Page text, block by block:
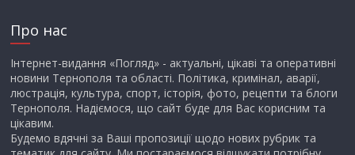
Про нас
Інтернет-видання «Погляд» - актуальні, цікаві та оперативні
новини Тернополя та області. Політика, кримінал, аварії,
люстрація, культура, спорт, історія, фото, рецепти та блоги
Тернополя. Надіємося, що сайт буде для Вас корисним та
цікавим.
Будемо вдячні за Ваші пропозиції щодо нових рубрик та